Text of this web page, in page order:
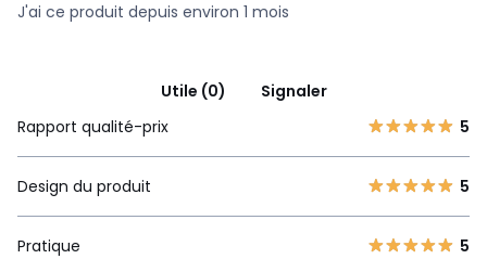
J'ai ce produit depuis environ 1 mois
Utile (0)
Signaler
Rapport qualité-prix
5
Design du produit 5
Pratique 5